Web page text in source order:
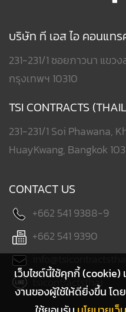
บริษัท ที เอส ไอ คอนแท
231-231/1 ซอยภาวนา แขว
กรุงเทพฯ 10310
TSI CONTRACTS
231-231/1 Soi Phawana,
HuayKwang, Bangkok
CONTACT US
+662 541 9388-9
+662 541 9390
tsicontractsthai
เว็บไซต์นี้ใช้คุกกี้
งานของผู้ใช้ให้ดียิ่งขึ้น โด